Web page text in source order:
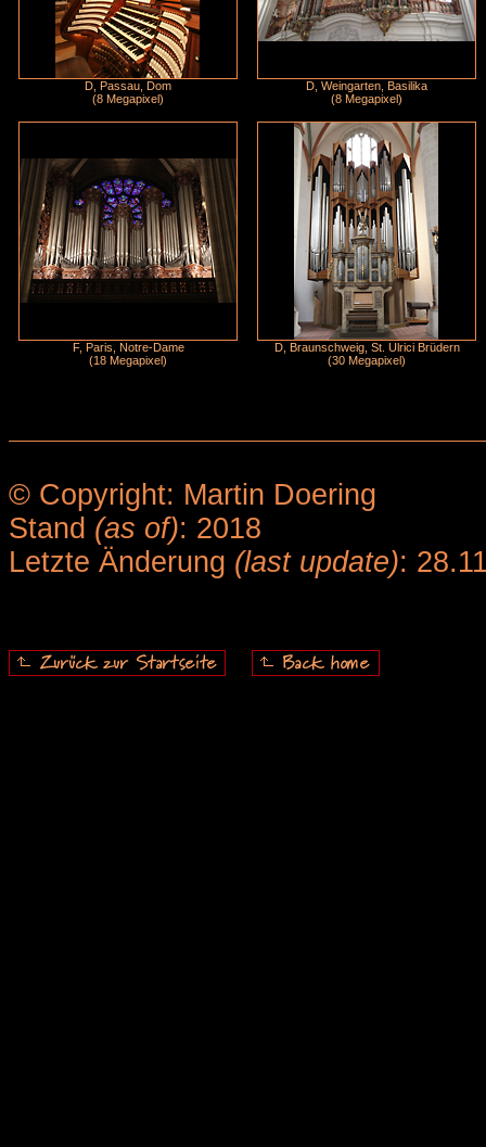
D, Passau, Dom
(8 Megapixel)
D, Weingarten, Basilika
(8 Megapixel)
F, Paris, Notre-Dame
(18 Megapixel)
D, Braunschweig, St. Ulrici Brüdern
(30 Megapixel)
© Copyright: Martin Doering
Stand (as of): 2018
Letzte Änderung (last update):